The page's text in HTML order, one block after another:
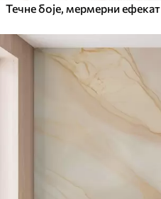
Течне боје, мермерни ефекат